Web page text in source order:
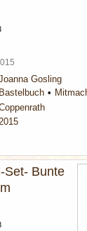
Gosling
Bastelbuch
Set- Bunte